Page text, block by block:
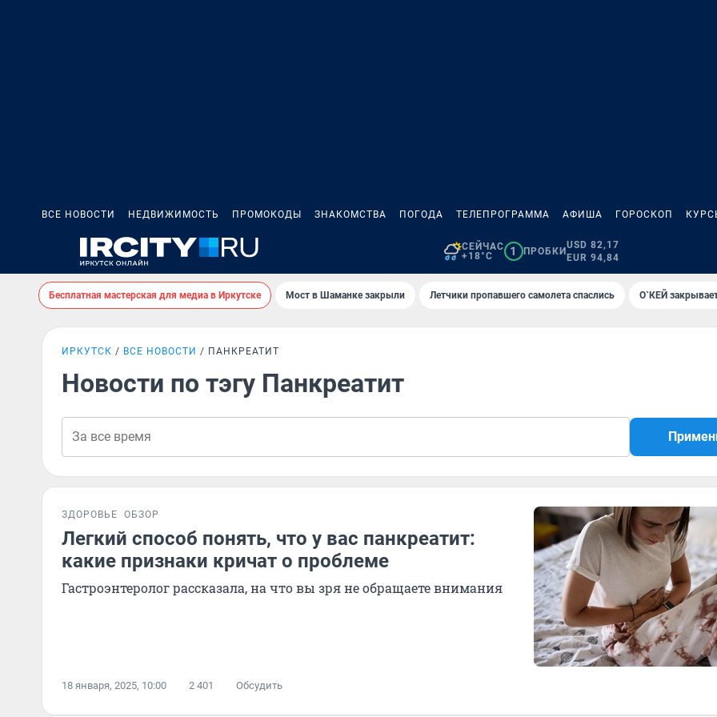
ВСЕ НОВОСТИ НЕДВИЖИМОСТЬ ПРОМОКОДЫ ЗНАКОМСТВА ПОГОДА ТЕЛЕПРОГРАММА АФИША ГОРОСКОП
СЕЙЧАС
+18°C
1 ПРОБКИ
USD 82,17
EUR 94,84
Бесплатная мастерская для медиа в Иркутске Мост в Шаманке закрыли Летчики пропавшего самолета спаслись О`КЕЙ
ИРКУТСК ВСЕ НОВОСТИ ПАНКРЕАТИТ
Новости по тэгу Панкреатит
ЗДОРОВЬЕ ОБЗОР
Легкий способ понять, что у вас панкреатит:
какие признаки кричат о проблеме
Гастроэнтеролог рассказала, на что вы зря не обращаете внимания
18 января, 2025, 10:00 2 401 Обсудить